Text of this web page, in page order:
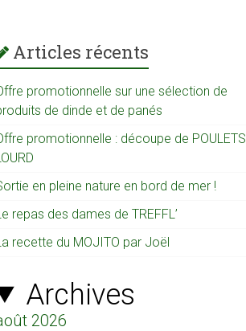
Articles récents
promotionnelle sur une sélection de
de dinde et de panés
promotionnelle : découpe de POULETS
en pleine nature en bord de mer !
repas des dames de TREFFL’
recette du MOJITO par Joël
Archives
2026